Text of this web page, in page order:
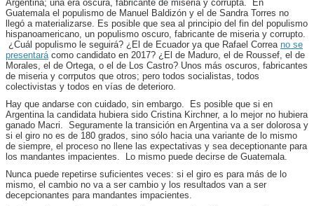
Argentina; una era oscura, fabricante de miseria y corrupta. En
Guatemala el populismo de Manuel Baldizón y el de Sandra Torres no
llegó a materializarse. Es posible que sea al principio del fin del populismo
hispanoamericano, un populismo oscuro, fabricante de miseria y corrupto.
¿Cuál populismo le seguirá? ¿El de Ecuador ya que Rafael Correa no se
presentará como candidato en 2017? ¿El de Maduro, el de Roussef, el de
Morales, el de Ortega, o el de Los Castro? Unos más oscuros, fabricantes
de miseria y corrputos que otros; pero todos socialistas, todos
colectivistas y todos en vías de deterioro.
Hay que andarse con cuidado, sin embargo. Es posible que si en
Argentina la candidata hubiera sido Cristina Kirchner, a lo mejor no hubiera
ganado Macri. Seguramente la transición en Argentina va a ser dolorosa y
si el giro no es de 180 grados, sino sólo hacia una variante de lo mismo
de siempre, el proceso no llene las expectativas y sea deceptionante para
los mandantes impacientes. Lo mismo puede decirse de Guatemala.
Nunca puede repetirse suficientes veces: si el giro es para más de lo
mismo, el cambio no va a ser cambio y los resultados van a ser
decepcionantes para mandantes impacientes.